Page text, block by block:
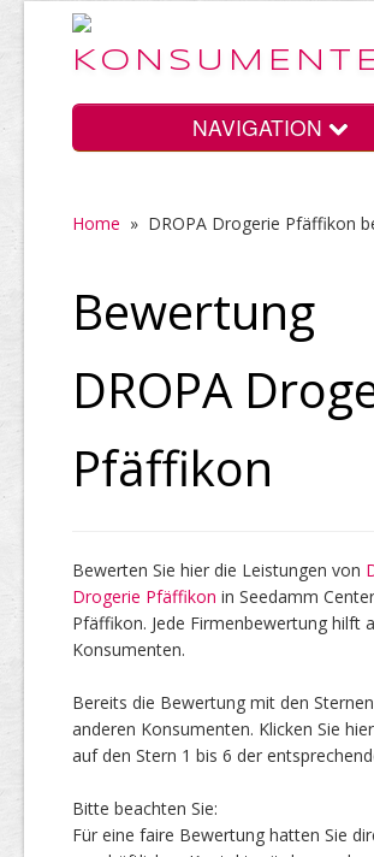
NAVIGATION
Home
Vorteile
Top Firmen
Über uns
Home » DROPA Drogerie Pfäffikon
Bewertung
DROPA
Pfäffikon
Bewerten Sie hier die Leistungen von
Drogerie Pfäffikon in Seedamm
Pfäffikon. Jede Firmenbewertung hilft
Konsumenten.
Bereits die Bewertung mit den
anderen Konsumenten. Klicken Sie
auf den Stern 1 bis 6 der
Bitte beachten Sie:
Für eine faire Bewertung hatten Sie